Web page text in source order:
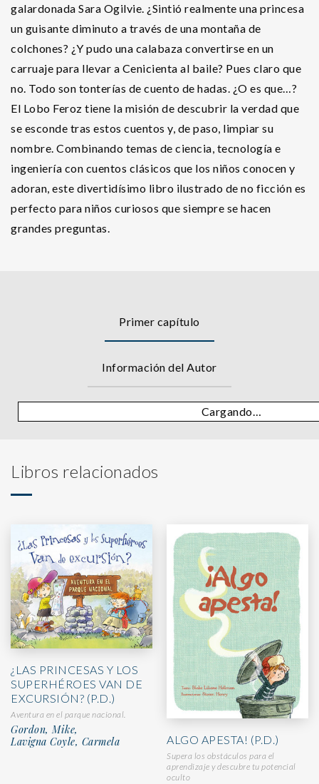
galardonada Sara Ogilvie. ¿Sintió realmente una princesa
un guisante diminuto a través de una montaña de
colchones? ¿Y pudo una calabaza convertirse en un
carruaje para llevar a Cenicienta al baile? Pues claro que
no. Todo son tonterías de cuento de hadas. ¿O es que…?
El Lobo Feroz tiene la misión de descubrir la verdad que
se esconde tras estos cuentos y, de paso, limpiar su
nombre. Combinando temas de ciencia, tecnología e
ingeniería con cuentos clásicos que los niños conocen y
adoran, este divertidísimo libro ilustrado de no ficción es
perfecto para niños curiosos que siempre se hacen
grandes preguntas.
Primer capítulo
Información del Autor
Cargando…
Libros relacionados
¿LAS PRINCESAS Y LOS
SUPERHÉROES VAN DE
EXCURSIÓN? (P.D.)
Aventura en el parque nacional.
Gordon, Mike,
Lavigna Coyle, Carmela
ALGO APESTA! (P.D.)
Supera los obstáculos para el
aprendizaje y descubre tu potencial
oculto